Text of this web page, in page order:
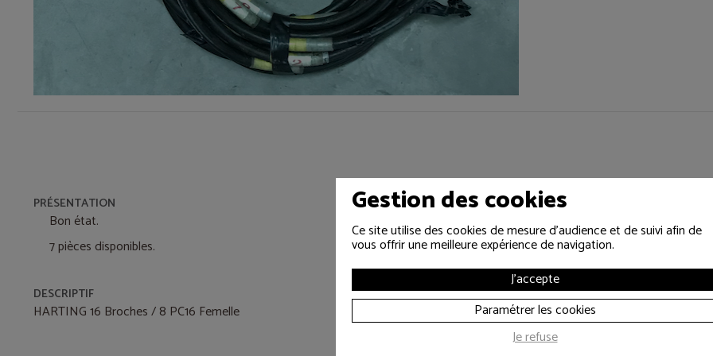
PRÉSENTATION
Bon état.
7 pièces disponibles.
DESCRIPTIF
HARTING 16 Broches / 8 PC16 Femelle
Gestion des cookies
Ce site utilise des cookies de mesure d'audience et de suivi afin de
vous offrir une meilleure expérience de navigation.
J'accepte
Paramétrer les cookies
Je refuse